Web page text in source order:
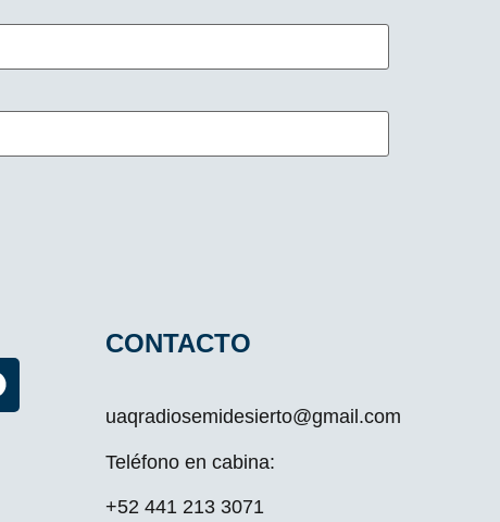
CONTACTO
uaqradiosemidesierto@gmail.com
Teléfono en cabina:
+52 441 213 3071